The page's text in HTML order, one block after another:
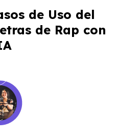
de Uso del
de Rap con